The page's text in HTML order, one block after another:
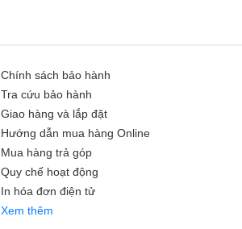
Chính sách bảo hành
Tra cứu bảo hành
Giao hàng và lắp đặt
Hướng dẫn mua hàng Online
Mua hàng trả góp
Quy chế hoạt động
In hóa đơn điện tử
Xem thêm